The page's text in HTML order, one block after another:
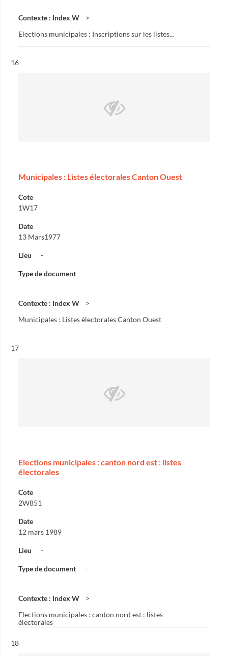
Contexte : Index W
Elections municipales : Inscriptions sur les listes...
Résultat n°
16
Municipales : Listes électorales Canton Ouest
Cote
1W17
Date
13 Mars1977
Lieu -
Type de document -
Contexte : Index W
Municipales : Listes électorales Canton Ouest
Résultat n°
17
Elections municipales : canton nord est : listes
électorales
Cote
2W851
Date
12 mars 1989
Lieu -
Type de document -
Contexte : Index W
Elections municipales : canton nord est : listes
électorales
Résultat n°
18